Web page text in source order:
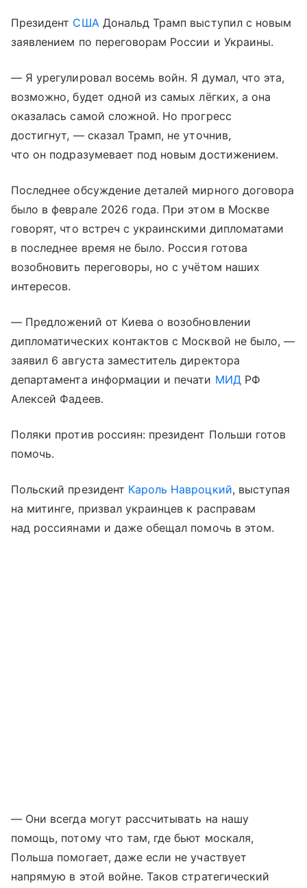
Президент СШАДональд Трамп выступил с новым
заявлением по переговорам России и Украины.
— Я урегулировал восемь войн. Я думал, что эта,
возможно, будет одной из самых лёгких, а она
оказалась самой сложной. Но прогресс
достигнут, — сказал Трамп, не уточнив,
что он подразумевает под новым достижением.
Последнее обсуждение деталей мирного договора
было в феврале 2026 года. При этом в Москве
говорят, что встреч с украинскими дипломатами
в последнее время не было. Россия готова
возобновить переговоры, но с учётом наших
интересов.
— Предложений от Киева о возобновлении
дипломатических контактов с Москвой не было, —
заявил 6 августа заместитель директора
департамента информации и печати МИДРФ
Алексей Фадеев.
Поляки против россиян: президент Польши готов
помочь.
Польский президент Кароль Навроцкий, выступая
на митинге, призвал украинцев к расправам
над россиянами и даже обещал помочь в этом.
— Они всегда могут рассчитывать на нашу
помощь, потому что там, где бьют москаля,
Польша помогает, даже если не участвует
напрямую в этой войне. Таков стратегический